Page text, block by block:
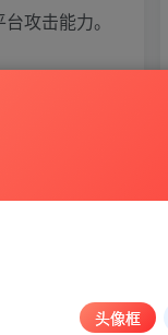
攻击能力。
与本站无关。
等方式使用软
，情况属实的会头像框